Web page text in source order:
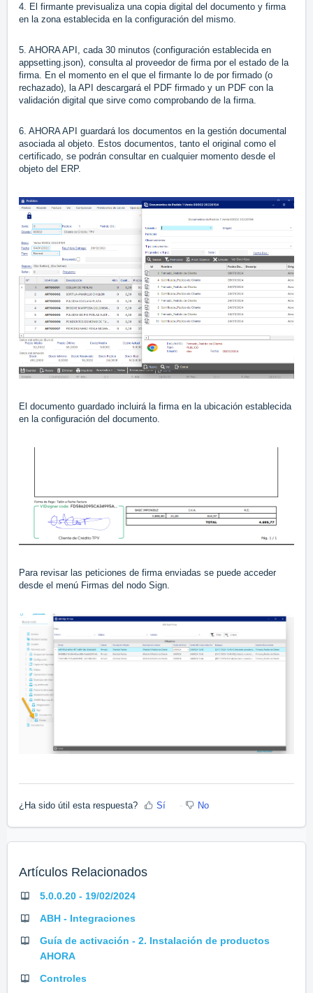
4. El firmante previsualiza una copia digital del documento y firma
en la zona establecida en la configuración del mismo.
5. AHORA API, cada 30 minutos (configuración establecida en
appsetting.json), consulta al proveedor de firma por el estado de la
firma. En el momento en el que el firmante lo de por firmado (o
rechazado), la API descargará el PDF firmado y un PDF con la
validación digital que sirve como comprobando de la firma.
6. AHORA API guardará los documentos en la gestión documental
asociada al objeto. Estos documentos, tanto el original como el
certificado, se podrán consultar en cualquier momento desde el
objeto del ERP.
El documento guardado incluirá la firma en la ubicación establecida
en la configuración del documento.
Para revisar las peticiones de firma enviadas se puede acceder
desde el menú Firmas del nodo Sign.
¿Ha sido útil esta respuesta? Sí No
Artículos Relacionados
5.0.0.20 - 19/02/2024
ABH - Integraciones
Guía de activación - 2. Instalación de productos
AHORA
Controles